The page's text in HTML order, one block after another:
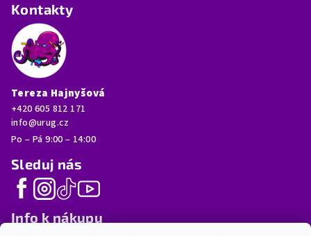
Kontakty
Tereza Hajnyšová
+420 605 812 171
info@urug.cz
Po – Pá 9:00 – 14:00
Sleduj nás
Info k nákupu